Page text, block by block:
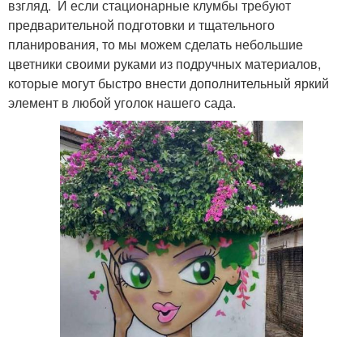
взгляд. И если стационарные клумбы требуют
предварительной подготовки и тщательного
планирования, то мы можем сделать небольшие
цветники своими руками из подручных материалов,
которые могут быстро внести дополнительный яркий
элемент в любой уголок нашего сада.